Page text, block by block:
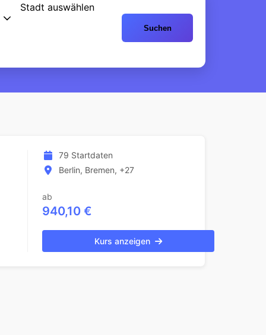
Stadt auswählen
Suchen
79 Startdaten
Berlin, Bremen, +27
ab
940,10 €
Kurs anzeigen